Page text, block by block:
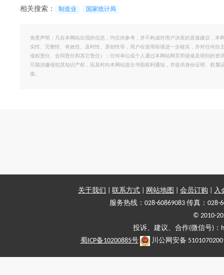
相关搜索： 制造业 国家统计局
免责声明：凡在本网站出现的信息，均仅供参考，并不构成对用户决策的直接建议，
实性、完整性、有效性、及时性、原创性等，用户在使用前请进一步核实，并对任何
侵权责任、合同责任和其它责任）；任何单位或个人通过本网站网页而链接及得到的
可能涉嫌侵犯其知识产权，应及时向本网站提出书面权利通知，并提供身份证明、权
接。
关于我们 联系方式 网站地图 会员订购
入
服务热线：028-60869083 传真：028-
© 2010-
投诉、建议、合作(微信号)
蜀ICP备10200885号
川公网安备